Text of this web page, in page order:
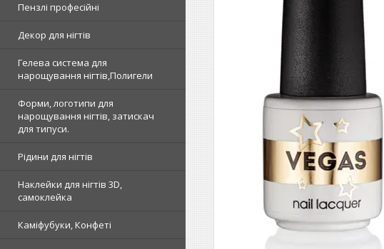
Пензлі професійні
Декор для нігтів
Гелева система для
нарощування нігтів,Полигели
Форми, логотипи для
нарощування нігтів, затискач
для типуси.
Рідини для нігтів
Наклейки для нігтів 3D,
самоклейка
Каміфубуки, Конфеті